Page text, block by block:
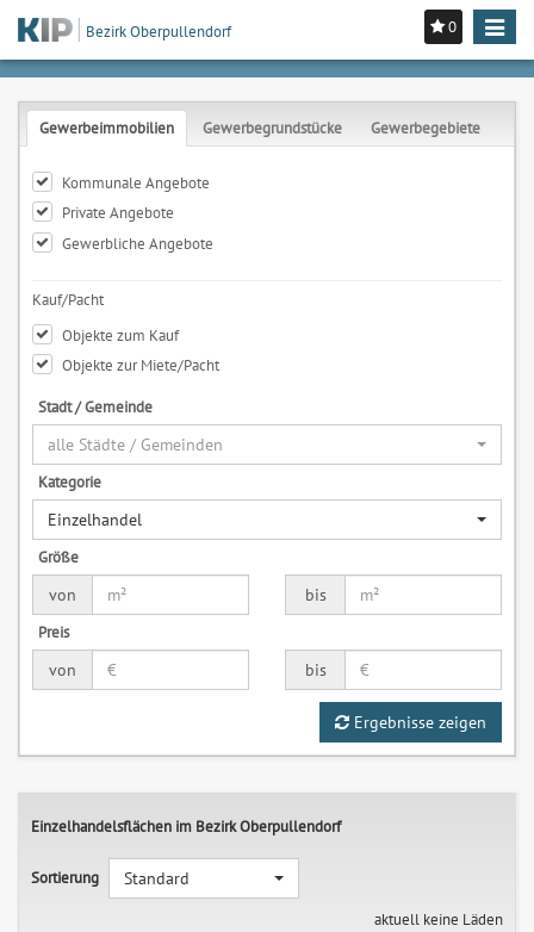
0
Toggle
Bezirk Oberpullendorf
Gewerbeimmobilien Gewerbegrundstücke Gewerbegebiete
Kommunale Angebote
Private Angebote
Gewerbliche Angebote
Kauf/Pacht
Objekte zum Kauf
Objekte zur Miete/Pacht
Stadt / Gemeinde
alle Städte / Gemeinden
Kategorie
Einzelhandel
Größe
von
bis
Preis
von
bis
Ergebnisse zeigen
Einzelhandelsflächen im Bezirk Oberpullendorf
Sortierung
Standard
aktuell keine Läden